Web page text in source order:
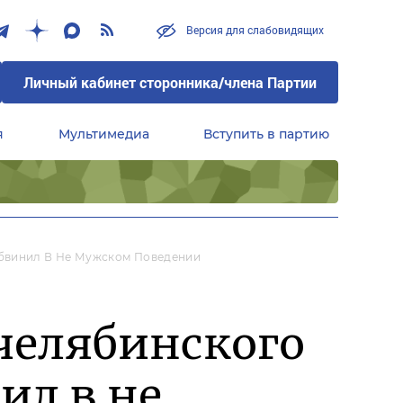
Версия для слабовидящих
Личный кабинет сторонника/члена Партии
Мультимедиа Вступить в партию
В Не Мужском Поведении